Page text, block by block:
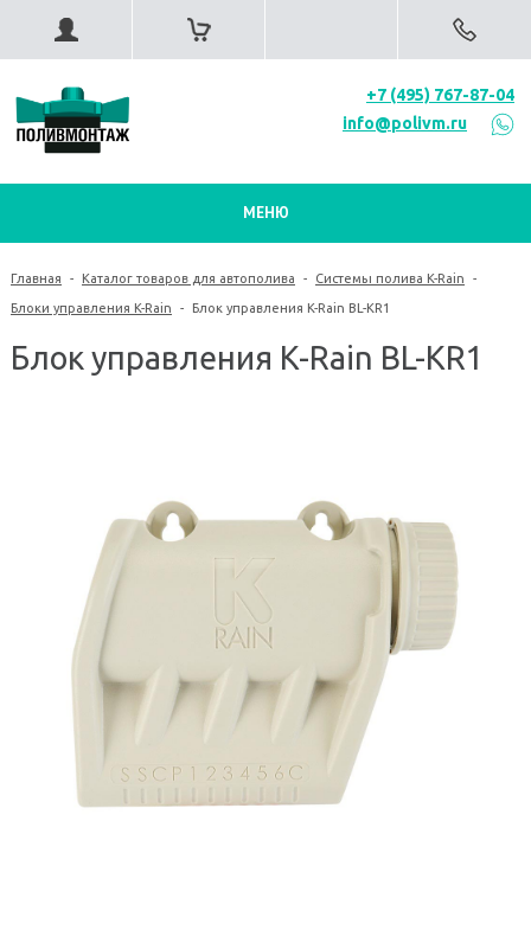
+7 (495) 767-87-04
info@polivm.ru
МЕНЮ
Главная - Каталог товаров для автополива - Системы полива K-Rain -
Блоки управления K-Rain - Блок управления K-Rain BL-KR1
Блок управления K-Rain BL-KR1